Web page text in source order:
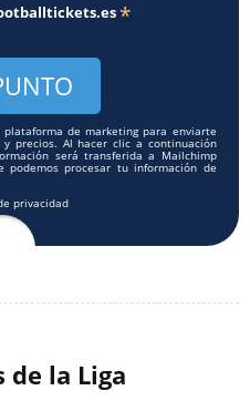
*
de marketing para enviarte
y precios. Al hacer clic a continuación
será transferida a Mailchimp
podemos procesar tu información de
privacidad
de la Liga